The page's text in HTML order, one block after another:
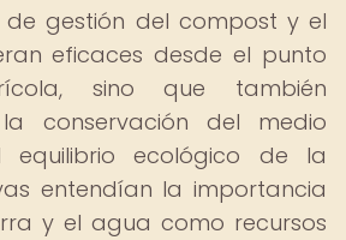
de gestión del compost y el
eficaces desde el punto
sino que también
conservación del medio
ecológico de la
entendían la importancia
y el agua como recursos